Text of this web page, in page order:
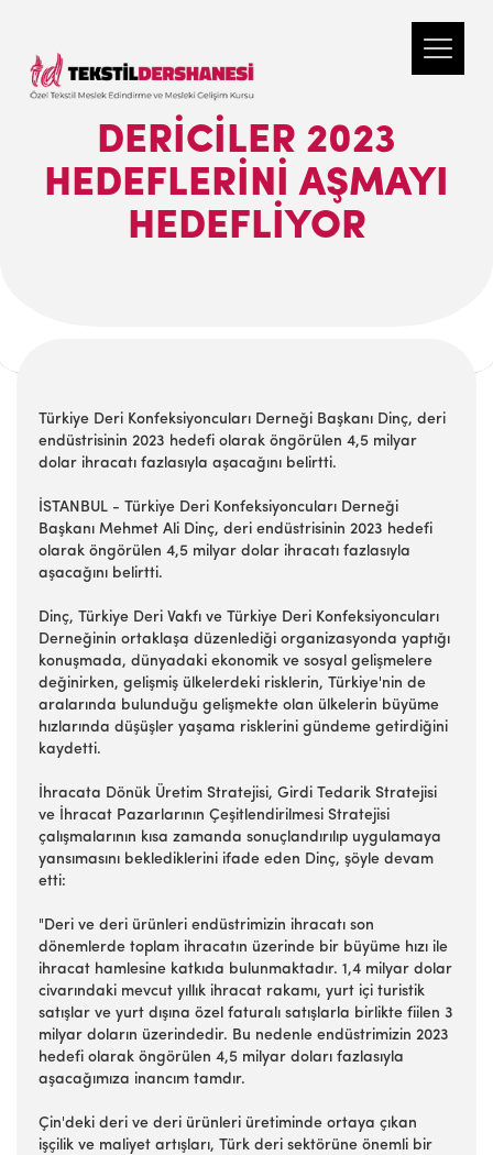
DERICILER 2023
HEDEFLERINI AŞMAYI
HEDEFLIYOR
Türkiye Deri Konfeksiyoncuları Derneği Başkanı Dinç, deri
endüstrisinin 2023 hedefi olarak öngörülen 4,5 milyar
dolar ihracatı fazlasıyla aşacağını belirtti.
İSTANBUL - Türkiye Deri Konfeksiyoncuları Derneği
Başkanı Mehmet Ali Dinç, deri endüstrisinin 2023 hedefi
olarak öngörülen 4,5 milyar dolar ihracatı fazlasıyla
aşacağını belirtti.
Dinç, Türkiye Deri Vakfı ve Türkiye Deri Konfeksiyoncuları
Derneğinin ortaklaşa düzenlediği organizasyonda yaptığı
konuşmada, dünyadaki ekonomik ve sosyal gelişmelere
değinirken, gelişmiş ülkelerdeki risklerin, Türkiye'nin de
aralarında bulunduğu gelişmekte olan ülkelerin büyüme
hızlarında düşüşler yaşama risklerini gündeme getirdiğini
kaydetti.
İhracata Dönük Üretim Stratejisi, Girdi Tedarik Stratejisi
ve İhracat Pazarlarının Çeşitlendirilmesi Stratejisi
çalışmalarının kısa zamanda sonuçlandırılıp uygulamaya
yansımasını beklediklerini ifade eden Dinç, şöyle devam
etti:
"Deri ve deri ürünleri endüstrimizin ihracatı son
dönemlerde toplam ihracatın üzerinde bir büyüme hızı ile
ihracat hamlesine katkıda bulunmaktadır. 1,4 milyar dolar
civarındaki mevcut yıllık ihracat rakamı, yurt içi turistik
satışlar ve yurt dışına özel faturalı satışlarla birlikte fiilen 3
milyar doların üzerindedir. Bu nedenle endüstrimizin 2023
hedefi olarak öngörülen 4,5 milyar doları fazlasıyla
aşacağımıza inancım tamdır.
Çin'deki deri ve deri ürünleri üretiminde ortaya çıkan
işçilik ve maliyet artışları, Türk deri sektörüne önemli bir